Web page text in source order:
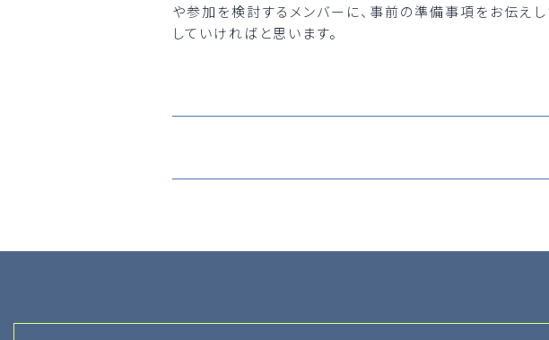
や参加を検討するメンバーに、事前の準備事項をお伝え
していければと思います。